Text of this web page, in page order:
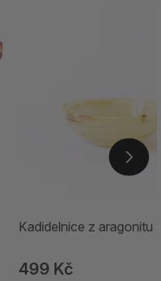
Kadidelnice z aragonitu
499 Kč